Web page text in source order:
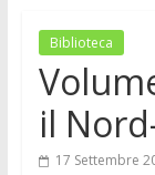
Biblioteca
il
17 Settembre